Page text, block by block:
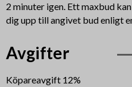
2 minuter igen. Ett maxbud
dig upp till angivet bud enligt
Avgifter
Köpareavgift 12%